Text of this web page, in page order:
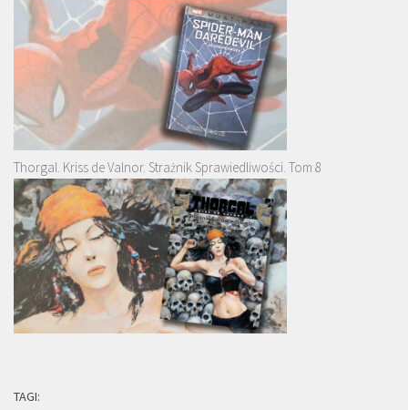
Thorgal. Kriss de Valnor. Strażnik Sprawiedliwości. Tom 8
TAGI: